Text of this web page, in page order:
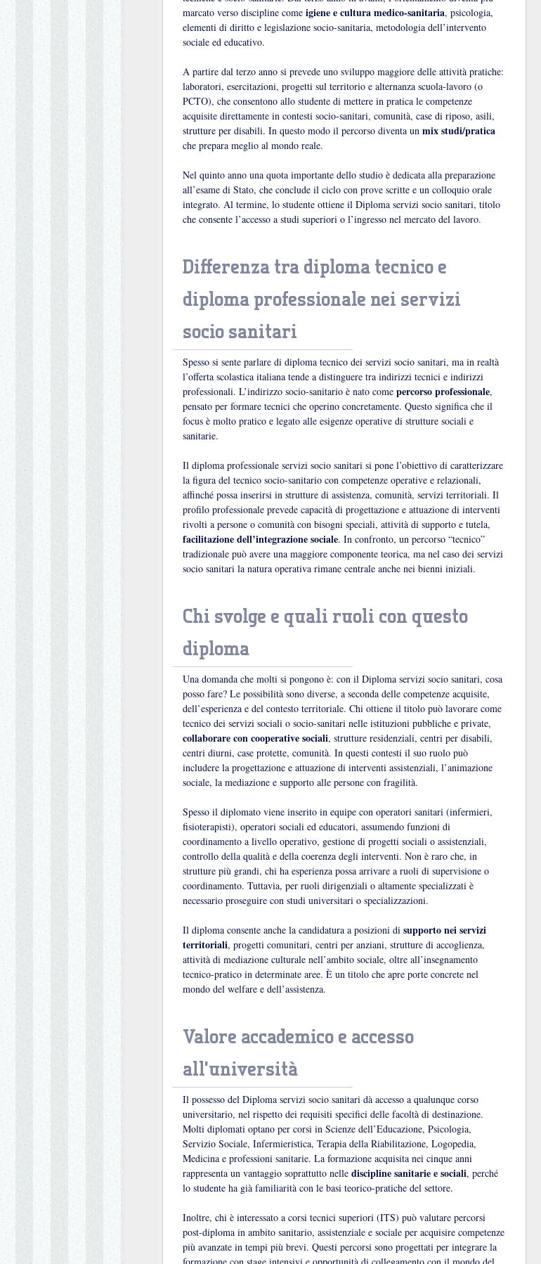
marcato verso discipline come igiene e cultura medico-sanitaria, psicologia,
elementi di diritto e legislazione socio-sanitaria, metodologia dell’intervento
sociale ed educativo.
A partire dal terzo anno si prevede uno sviluppo maggiore delle attività pratiche:
laboratori, esercitazioni, progetti sul territorio e alternanza scuola-lavoro (o
PCTO), che consentono allo studente di mettere in pratica le competenze
acquisite direttamente in contesti socio-sanitari, comunità, case di riposo, asili,
strutture per disabili. In questo modo il percorso diventa un mix studi/pratica
che prepara meglio al mondo reale.
Nel quinto anno una quota importante dello studio è dedicata alla preparazione
all’esame di Stato, che conclude il ciclo con prove scritte e un colloquio orale
integrato. Al termine, lo studente ottiene il Diploma servizi socio sanitari, titolo
che consente l’accesso a studi superiori o l’ingresso nel mercato del lavoro.
Differenza tra diploma tecnico e
diploma professionale nei servizi
socio sanitari
Spesso si sente parlare di diploma tecnico dei servizi socio sanitari, ma in realtà
l’offerta scolastica italiana tende a distinguere tra indirizzi tecnici e indirizzi
professionali. L’indirizzo socio-sanitario è nato come percorso professionale,
pensato per formare tecnici che operino concretamente. Questo significa che il
focus è molto pratico e legato alle esigenze operative di strutture sociali e
sanitarie.
Il diploma professionale servizi socio sanitari si pone l’obiettivo di caratterizzare
la figura del tecnico socio-sanitario con competenze operative e relazionali,
affinché possa inserirsi in strutture di assistenza, comunità, servizi territoriali. Il
profilo professionale prevede capacità di progettazione e attuazione di interventi
rivolti a persone o comunità con bisogni speciali, attività di supporto e tutela,
facilitazione dell’integrazione sociale. In confronto, un percorso “tecnico”
tradizionale può avere una maggiore componente teorica, ma nel caso dei servizi
socio sanitari la natura operativa rimane centrale anche nei bienni iniziali.
Chi svolge e quali ruoli con questo
diploma
Una domanda che molti si pongono è: con il Diploma servizi socio sanitari, cosa
posso fare? Le possibilità sono diverse, a seconda delle competenze acquisite,
dell’esperienza e del contesto territoriale. Chi ottiene il titolo può lavorare come
tecnico dei servizi sociali o socio-sanitari nelle istituzioni pubbliche e private,
collaborare con cooperative sociali, strutture residenziali, centri per disabili,
centri diurni, case protette, comunità. In questi contesti il suo ruolo può
includere la progettazione e attuazione di interventi assistenziali, l’animazione
sociale, la mediazione e supporto alle persone con fragilità.
Spesso il diplomato viene inserito in equipe con operatori sanitari (infermieri,
fisioterapisti), operatori sociali ed educatori, assumendo funzioni di
coordinamento a livello operativo, gestione di progetti sociali o assistenziali,
controllo della qualità e della coerenza degli interventi. Non è raro che, in
strutture più grandi, chi ha esperienza possa arrivare a ruoli di supervisione o
coordinamento. Tuttavia, per ruoli dirigenziali o altamente specializzati è
necessario proseguire con studi universitari o specializzazioni.
Il diploma consente anche la candidatura a posizioni di supporto nei servizi
territoriali, progetti comunitari, centri per anziani, strutture di accoglienza,
attività di mediazione culturale nell’ambito sociale, oltre all’insegnamento
tecnico-pratico in determinate aree. È un titolo che apre porte concrete nel
mondo del welfare e dell’assistenza.
Valore accademico e accesso
all’università
Il possesso del Diploma servizi socio sanitari dà accesso a qualunque corso
universitario, nel rispetto dei requisiti specifici delle facoltà di destinazione.
Molti diplomati optano per corsi in Scienze dell’Educazione, Psicologia,
Servizio Sociale, Infermieristica, Terapia della Riabilitazione, Logopedia,
Medicina e professioni sanitarie. La formazione acquisita nei cinque anni
rappresenta un vantaggio soprattutto nelle discipline sanitarie e sociali, perché
lo studente ha già familiarità con le basi teorico-pratiche del settore.
Inoltre, chi è interessato a corsi tecnici superiori (ITS) può valutare percorsi
post-diploma in ambito sanitario, assistenziale e sociale per acquisire competenze
più avanzate in tempi più brevi. Questi percorsi sono progettati per integrare la